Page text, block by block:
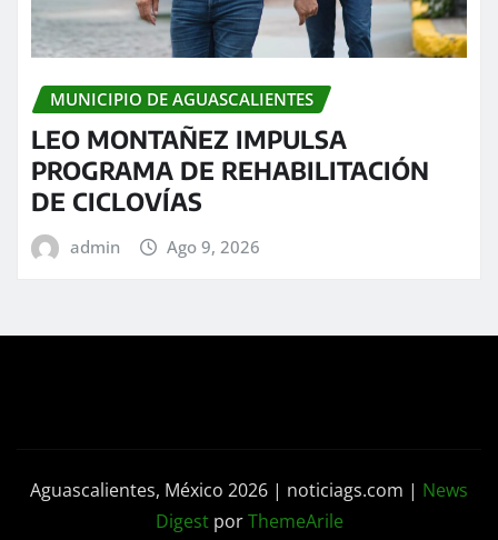
MUNICIPIO DE AGUASCALIENTES
LEO MONTAÑEZ IMPULSA
PROGRAMA DE REHABILITACIÓN
DE CICLOVÍAS
admin Ago 9, 2026
Aguascalientes, México 2026 | noticiags.com | News
DigestporThemeArile